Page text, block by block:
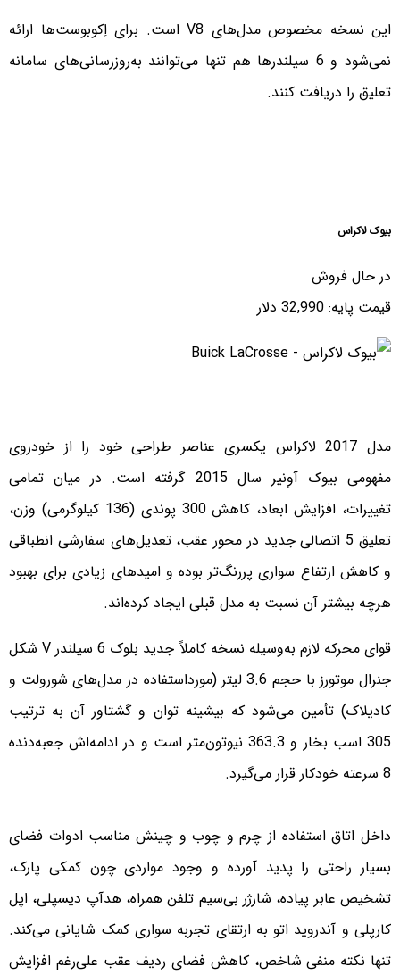
این نسخه مخصوص مدل‌های V8 است. برای اِکوبوست‌ها ارائه
نمی‌شود و 6 سیلندرها هم تنها می‌توانند به‌روزرسانی‌های سامانه
تعلیق را دریافت کنند.
بیوک لاکراس
در حال فروش
قیمت پایه: 32,990 دلار
مدل 2017 لاکراس یکسری عناصر طراحی خود را از خودروی
مفهومی بیوک آوِنیر سال 2015 گرفته است. در میان تمامی
تغییرات، افزایش ابعاد، کاهش 300 پوندی (136 کیلوگرمی) وزن،
تعلیق 5 اتصالی جدید در محور عقب، تعدیل‌های سفارشی انطباقی
و کاهش ارتفاع سواری پررنگ‌تر بوده و امیدهای زیادی برای بهبود
هرچه بیشتر آن نسبت به مدل قبلی ایجاد کرده‌اند.
قوای محرکه لازم به‌وسیله نسخه کاملاً جدید بلوک 6 سیلندر V شکل
جنرال موتورز با حجم 3.6 لیتر (مورداستفاده در مدل‌های شورولت و
کادیلاک) تأمین می‌شود که بیشینه توان و گشتاور آن به ترتیب
305 اسب بخار و 363.3 نیوتون‌متر است و در ادامه‌اش جعبه‌دنده
8 سرعته خودکار قرار می‌گیرد.
داخل اتاق استفاده از چرم و چوب و چینش مناسب ادوات فضای
بسیار راحتی را پدید آورده و وجود مواردی چون کمکی پارک،
تشخیص عابر پیاده، شارژر بی‌سیم تلفن همراه، هدآپ دیسپلی، اپل
کارپلی و آندروید اتو به ارتقای تجربه سواری کمک شایانی ‌می‌کند.
تنها نکته منفی شاخص، کاهش فضای ردیف عقب علی‌رغم افزایش